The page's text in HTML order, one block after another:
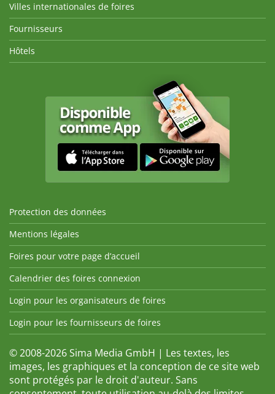
Villes internationales de foires
Fournisseurs
Hôtels
Protection des données
Mentions légales
Foires pour votre page d’accueil
Calendrier des foires connexion
Login pour les organisateurs de foires
Login pour les fournisseurs de foires
© 2008-2026 Sima Media GmbH | Les textes, les
images, les graphiques et la conception de ce site web
sont protégés par le droit d'auteur. Sans